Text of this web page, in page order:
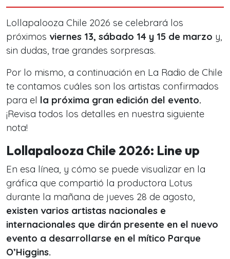
Lollapalooza Chile 2026 se celebrará los
próximos viernes 13, sábado 14 y 15 de marzo y,
sin dudas, trae grandes sorpresas.
Por lo mismo, a continuación en La Radio de Chile
te contamos cuáles son los artistas confirmados
para el la próxima gran edición del evento.
¡Revisa todos los detalles en nuestra siguiente
nota!
Lollapalooza Chile 2026: Line up
En esa línea, y cómo se puede visualizar en la
gráfica que compartió la productora Lotus
durante la mañana de jueves 28 de agosto,
existen varios artistas nacionales e
internacionales que dirán presente en el nuevo
evento a desarrollarse en el mítico Parque
O’Higgins.